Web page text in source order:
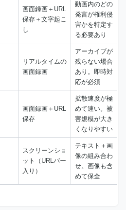
画面録画＋URL
保存＋文字起こ
し
動画内のどの
発言が権利侵
害かを特定す
る必要あり
リアルタイムの
画面録画
アーカイブが
残らない場合
あり。即時対
応が必須
画面録画＋URL
保存
拡散速度が極
めて速い。被
害規模が大き
くなりやすい
スクリーンショ
ット（URLバー
入り）
テキスト＋画
像の組み合わ
せ。画像も含
めて保全